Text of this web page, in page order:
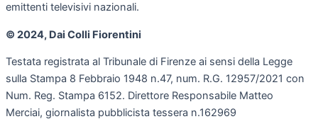
emittenti televisivi nazionali.
© 2024, Dai Colli Fiorentini
Testata registrata al Tribunale di Firenze ai sensi della Legge
sulla Stampa 8 Febbraio 1948 n.47, num. R.G. 12957/2021 con
Num. Reg. Stampa 6152. Direttore Responsabile Matteo
Merciai, giornalista pubblicista tessera n.162969